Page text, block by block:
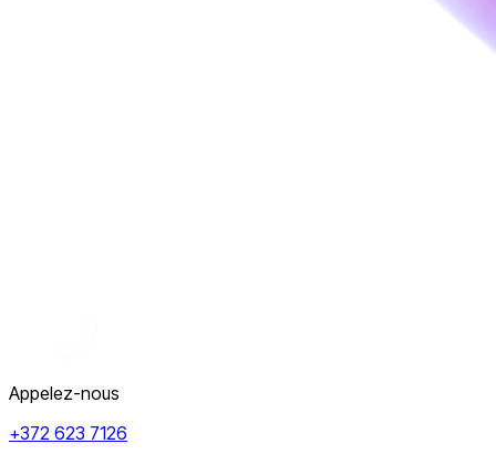
Appelez-nous
+372 623 7126